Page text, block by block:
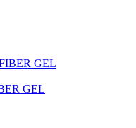
GEL